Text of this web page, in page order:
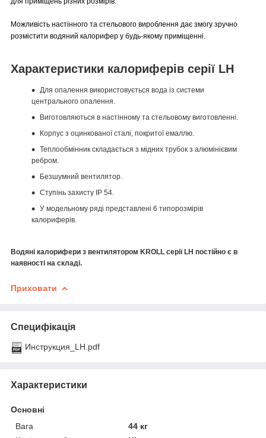
Можливість настінного та стельового вироблення дає змогу зручно
розмістити водяний калорифер у будь-якому приміщенні.
Характеристики калориферів серії LH
Для опалення використовується вода із системи
центрального опалення.
Виготовляються в настінному та стельовому виготовленні.
Корпус з оцинкованої сталі, покритої емаллю.
Теплообмінник складається з мідних трубок з алюмінієвим
ребром.
Безшумний вентилятор.
Ступінь захисту IP 54.
У модельному ряді представлені 6 типорозмірів
калориферів.
Водяні калорифери з вентилятором KROLL серії LH постійно є в
наявності на складі.
Приховати
Специфікація
Инструкция_LH.pdf
Характеристики
Основні
Вага
44 кг